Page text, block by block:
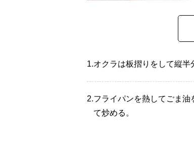
1.オクラは板摺りをして縦半
2.フライパンを熱してごま油
て炒める。